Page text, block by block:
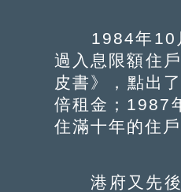
1984年10月
過入息限額住
皮書》，點出
倍租金；1987
住滿十年的住
港府又先後